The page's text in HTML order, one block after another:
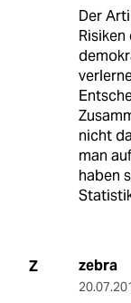
Der
nicht
man
haben
Z zebra